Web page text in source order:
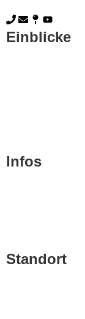
Einblicke
Infos
Standort